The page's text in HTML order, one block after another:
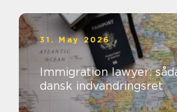
31. May 2026
Immigration lawyer:
dansk indvandringsret